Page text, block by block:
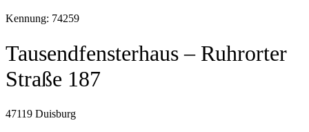
Kennung: 74259
Tausendfensterhaus – Ruhrorter
Straße 187
47119 Duisburg